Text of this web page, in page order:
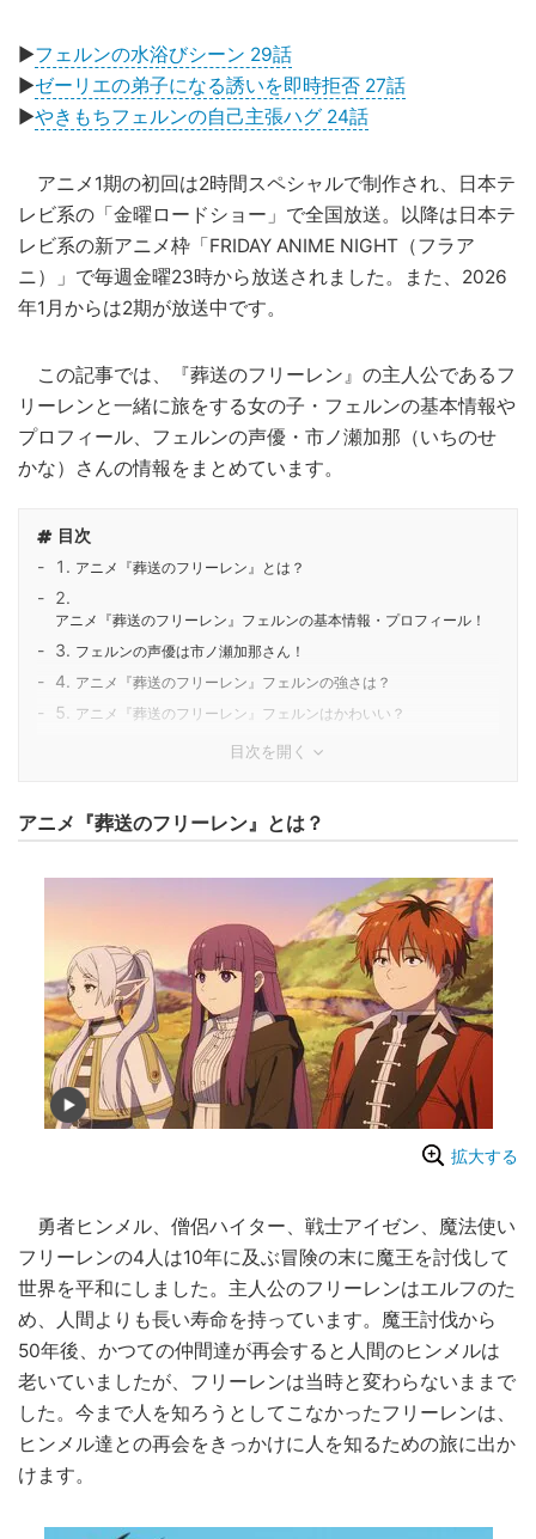
▶フェルンの水浴びシーン 29話
▶ゼーリエの弟子になる誘いを即時拒否 27話
▶やきもちフェルンの自己主張ハグ 24話
アニメ1期の初回は2時間スペシャルで制作され、日本テ
レビ系の「金曜ロードショー」で全国放送。以降は日本テ
レビ系の新アニメ枠「FRIDAY ANIME NIGHT（フラア
ニ）」で毎週金曜23時から放送されました。また、2026
年1月からは2期が放送中です。
この記事では、『葬送のフリーレン』の主人公であるフ
リーレンと一緒に旅をする女の子・フェルンの基本情報や
プロフィール、フェルンの声優・市ノ瀬加那（いちのせ
かな）さんの情報をまとめています。
目次
アニメ『葬送のフリーレン』とは？
アニメ『葬送のフリーレン』フェルンの基本情報・プロフィール！
フェルンの声優は市ノ瀬加那さん！
アニメ『葬送のフリーレン』フェルンの強さは？
アニメ『葬送のフリーレン』フェルンはかわいい？
目次を開く
アニメ『葬送のフリーレン』とは？
拡大する
勇者ヒンメル、僧侶ハイター、戦士アイゼン、魔法使い
フリーレンの4人は10年に及ぶ冒険の末に魔王を討伐して
世界を平和にしました。主人公のフリーレンはエルフのた
め、人間よりも長い寿命を持っています。魔王討伐から
50年後、かつての仲間達が再会すると人間のヒンメルは
老いていましたが、フリーレンは当時と変わらないままで
した。今まで人を知ろうとしてこなかったフリーレンは、
ヒンメル達との再会をきっかけに人を知るための旅に出か
けます。